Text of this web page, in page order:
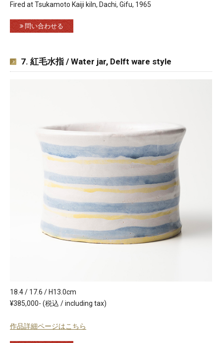
Fired at Tsukamoto Kaiji kiln, Dachi, Gifu, 1965
問い合わせる
7. 紅毛水指 / Water jar, Delft ware style
18.4 / 17.6 / H13.0cm
¥385,000- (税込 / including tax)
作品詳細ページはこちら